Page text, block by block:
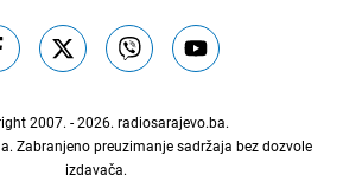
2007. - 2026. radiosarajevo.ba.
Zabranjeno preuzimanje sadržaja bez dozvole
izdavača.